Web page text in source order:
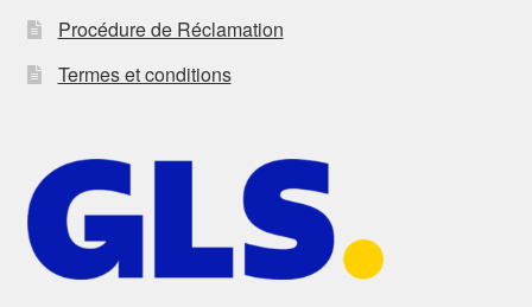
Procédure de Réclamation
Termes et conditions